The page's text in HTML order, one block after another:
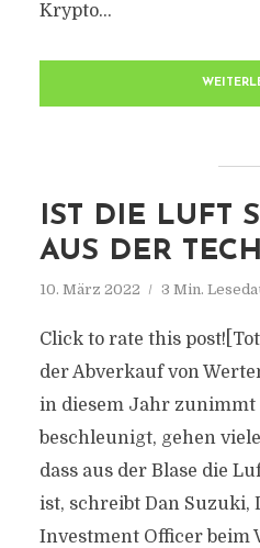
Krypto...
IST DIE LUFT
AUS DER
10. März 2022 3 Min.
Click to rate this
der Abverkauf von
in diesem Jahr
beschleunigt, gehen
dass aus der Blase die
ist, schreibt Dan Suzuki,
Investment Officer beim